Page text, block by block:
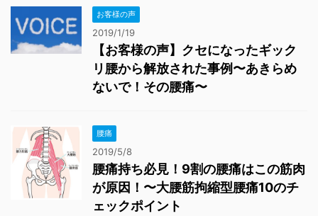
お客様の声
2019/1/19
【お客様の声】クセになったギック
リ腰から解放された事例〜あきらめ
ないで！その腰痛〜
腰痛
2019/5/8
腰痛持ち必見！9割の腰痛はこの筋肉
が原因！〜大腰筋拘縮型腰痛10のチ
ェックポイント